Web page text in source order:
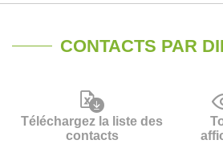
CONTACTS PAR
Téléchargez la liste des
contacts